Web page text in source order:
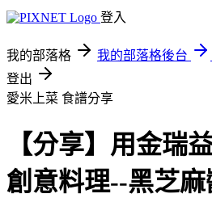
登入
我的部落格 我的部落格後台
登出
愛米上菜 食譜分享
【分享】用金瑞
創意料理--黑芝